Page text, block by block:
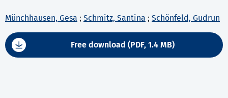
Münchhausen, Gesa ; Schmitz, Santina ; Schönfeld, Gudrun
Free download (PDF, 1.4 MB)